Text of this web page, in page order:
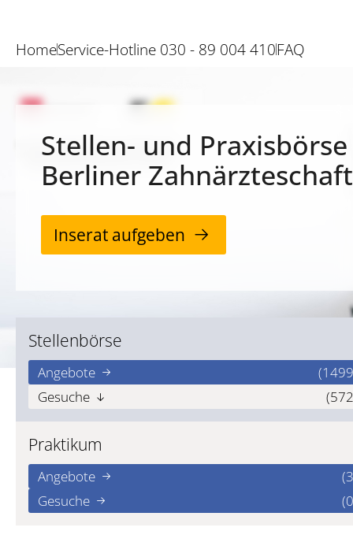
HomeService-Hotline 030 - 89 004 410FAQ
Stellen- und
Berliner Zahnärzteschaft
Inserat aufgeben
Stellenbörse
Angebote
Gesuche
Praktikum
Angebote
Gesuche